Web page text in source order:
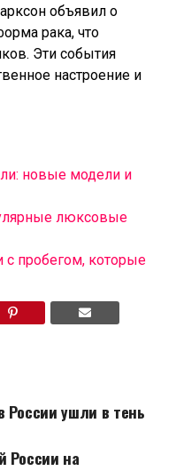
объявил о
рака, что
Эти события
настроение и
новые модели и
люксовые
с пробегом, которые
России ушли в тень
России на